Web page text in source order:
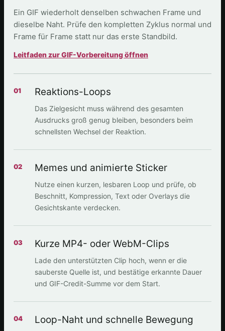
Ein GIF wiederholt denselben schwachen Frame und
dieselbe Naht. Prüfe den kompletten Zyklus normal und
Frame für Frame statt nur das erste Standbild.
Leitfaden zur GIF-Vorbereitung öffnen
01 Reaktions-Loops
Das Zielgesicht muss während des gesamten
Ausdrucks groß genug bleiben, besonders beim
schnellsten Wechsel der Reaktion.
02 Memes und animierte Sticker
Nutze einen kurzen, lesbaren Loop und prüfe, ob
Beschnitt, Kompression, Text oder Overlays die
Gesichtskante verdecken.
03 Kurze MP4- oder WebM-Clips
Lade den unterstützten Clip hoch, wenn er die
sauberste Quelle ist, und bestätige erkannte Dauer
und GIF-Credit-Summe vor dem Start.
04 Loop-Naht und schnelle Bewegung